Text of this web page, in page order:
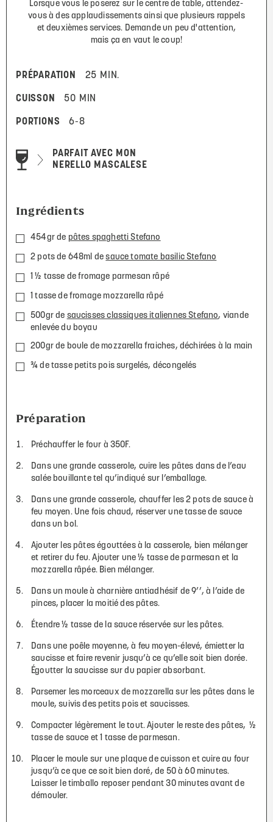
Lorsque vous le poserez sur le centre de table, attendez-
vous à des applaudissements ainsi que plusieurs rappels
et deuxièmes services. Demande un peu d'attention,
mais ça en vaut le coup!
PRÉPARATION 25 MIN.
CUISSON 50 MIN
PORTIONS 6-8
PARFAIT AVEC MON
NERELLO MASCALESE
Ingrédients
454gr de pâtes spaghetti Stefano
2 pots de 648ml desauce tomate basilic Stefano
1 ½ tasse de fromage parmesan râpé
1 tasse de fromage mozzarella râpé
500gr de saucisses classiques italiennes Stefano, viande
enlevée du boyau
200gr de boule de mozzarella fraiches, déchirées à la main
¾ de tasse petits pois surgelés, décongelés
Préparation
Préchauffer le four à 350F.
Dans une grande casserole, cuire les pâtes dans de l’eau
salée bouillante tel qu’indiqué sur l’emballage.
Dans une grande casserole, chauffer les 2 pots de sauce à
feu moyen. Une fois chaud, réserver une tasse de sauce
dans un bol.
Ajouter les pâtes égouttées à la casserole, bien mélanger
et retirer du feu. Ajouter une ½ tasse de parmesan et la
mozzarella râpée. Bien mélanger.
Dans un moule à charnière antiadhésif de 9’’, à l’aide de
pinces, placer la moitié des pâtes.
Étendre ½ tasse de la sauce réservée sur les pâtes.
Dans une poêle moyenne, à feu moyen-élevé, émietter la
saucisse et faire revenir jusqu’à ce qu’elle soit bien dorée.
Égoutter la saucisse sur du papier absorbant.
Parsemer les morceaux de mozzarella sur les pâtes dans le
moule, suivis des petits pois et saucisses.
Compacter légèrement le tout. Ajouter le reste des pâtes, ½
tasse de sauce et 1 tasse de parmesan.
Placer le moule sur une plaque de cuisson et cuire au four
jusqu’à ce que ce soit bien doré, de 50 à 60 minutes.
Laisser le timballo reposer pendant 30 minutes avant de
démouler.